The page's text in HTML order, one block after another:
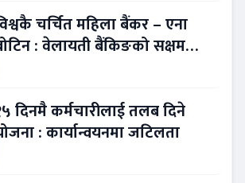
चर्चित महिला बैंकर – एना
: वेलायती बैंकिङको सक्षम
दिनमै कर्मचारीलाई तलब दिने
: कार्यान्वयनमा जटिलता